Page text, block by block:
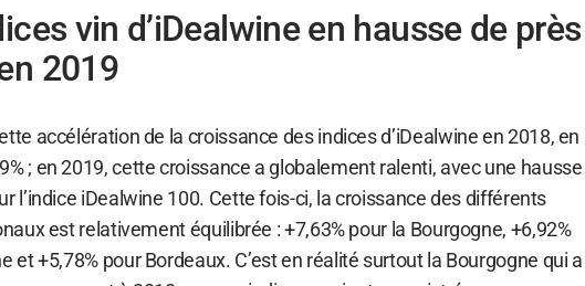
vin d’iDealwine en hausse de près
2019
accélération de la croissance des indices d’iDealwine en 2018, en
; en 2019, cette croissance a globalement ralenti, avec une hausse
l’indice iDealwine 100. Cette fois-ci, la croissance des différents
est relativement équilibrée : +7,63% pour la Bourgogne, +6,92%
et +5,78% pour Bordeaux. C’est en réalité surtout la Bourgogne qui a